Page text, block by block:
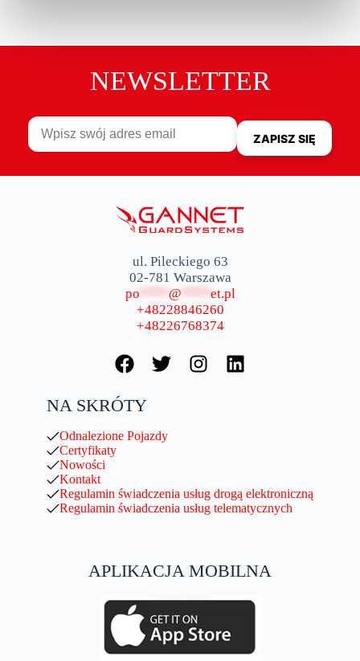
NEWSLETTER
ul. Pileckiego 63
02-781 Warszawa
po **** @ **** et.pl
+48228846260
+48226768374
NA SKRÓTY
Odnalezione Pojazdy
Certyfikaty
Nowości
Kontakt
Regulamin świadczenia usług drogą elektroniczną
Regulamin świadczenia usług telematycznych
APLIKACJA MOBILNA